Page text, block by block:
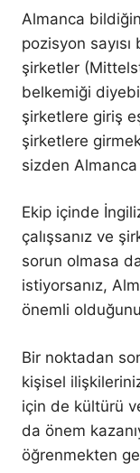
Almanca
pozisyon
şirketler
belkemiği
şirketlere giriş
şirketlere
sizden
Ekip içinde
çalışsanız ve
sorun olmasa
istiyorsanız,
önemli
Bir noktadan
kişisel
için de kültürü
da önem
öğrenmekten